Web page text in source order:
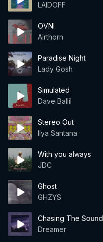
LAIDOFF
OVNI
Airthorn
Paradise Night
Lady Gosh
Simulated
Dave Ballil
Stereo Out
Ilya Santana
With you always
JDC
Ghost
GHZYS
Chasing The Sound
Dreamer